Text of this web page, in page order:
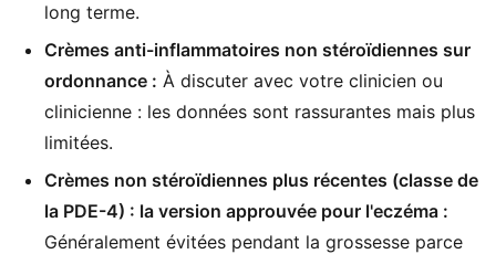
long terme.
Crèmes anti-inflammatoires non stéroïdiennes sur
ordonnance : À discuter avec votre clinicien ou
clinicienne : les données sont rassurantes mais plus
limitées.
Crèmes non stéroïdiennes plus récentes (classe de
la PDE-4) : la version approuvée pour l'eczéma :
Généralement évitées pendant la grossesse parce